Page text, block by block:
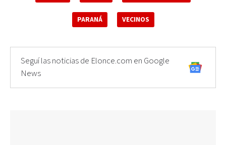
PARANÁ VECINOS
Seguí las noticias de Elonce.com en Google
News